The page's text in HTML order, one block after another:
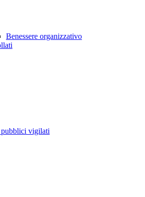
Benessere organizzativo
vigilati